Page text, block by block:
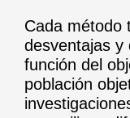
Cada método
desventajas y
función del
población